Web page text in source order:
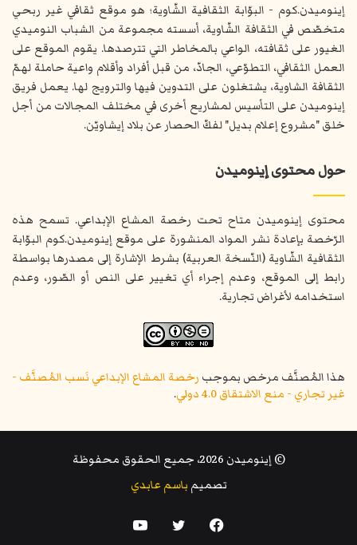
إينوميدن.كوم - البوّابة الثقافية الشّاوية؛ هو موقع ثقافي غير ربحي
متخصّص في الثقافة الشّاوية، أسسته مجموعة من الشباب النوميدي
الغيور على ثقافته، الواعي بالمخاطر التي تترصدها. يقوم الموقع على
العمل الثقافي، التطوّعي، الجادّ، من قبل أفراد وأقلام واعية حاملة لهمّ
الثقافة الشاوية، يشتغلون على التدوين فيها والترويج لها. يعمل فريق
إينوميدن على التأسيس لمشاريع أخرى في مختلف المجالات من أجل
خلق "مشروع إعلام بديل" لفكّ الحصار عن بلاد إيشاويّن.
حول محتوى إينوميدن
محتوى إينوميدن متاح تحت رخصة المشاع الإبداعي. تسمح هذه
الرّخصة بإعادة نشر المواد المنشورة على موقع إينوميدن.كوم البوّابة
الثقافية الشّاوية (النّسخة العربية) بشرط الإشارة إلى مصدرها بواسطة
رابط إلى الموقع، وعدم إجراء أي تغيير على النص أو الصّور، وعدم
استخدامه لأغراض تجارية.
هذا المُصنَّف مرخص بموجب رخصة المشاع الإبداعي نَسب المُصنَّف -
غير تجاري - منع الاشتقاق 4.0 دولي
.
© إينوميدن 2026، جميع الحقوق محفوظة
تصميم باسم عابدي
فيسبوك يوتيوب